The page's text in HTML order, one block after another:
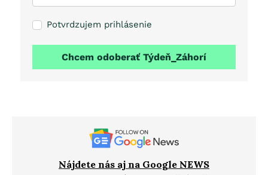
Potvrdzujem prihlásenie
Chcem odoberať Týdeň_Záhorí
Nájdete nás aj na Google NEWS